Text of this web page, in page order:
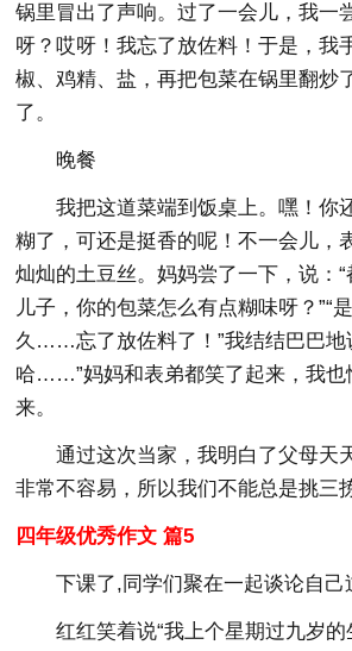
锅里冒出了声响。过了一会儿，我一
呀？哎呀！我忘了放佐料！于是，我
椒、鸡精、盐，再把包菜在锅里翻炒
了。
晚餐
我把这道菜端到饭桌上。嘿！你
糊了，可还是挺香的呢！不一会儿，
灿灿的土豆丝。妈妈尝了一下，说：“
儿子，你的包菜怎么有点糊味呀？
久……忘了放佐料了！”我结结巴巴地
哈……”妈妈和表弟都笑了起来，我也
来。
通过这次当家，我明白了父母天
非常不容易，所以我们不能总是挑三
四年级优秀作文 篇5
下课了,同学们聚在一起谈论自己
红红笑着说“我上个星期过九岁